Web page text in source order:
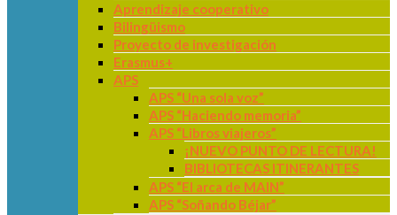
Aprendizaje cooperativo
Bilingüismo
Proyecto de investigación
Erasmus+
APS
APS “Una sola voz”
APS “Haciendo memoria”
APS “Libros viajeros”
¡NUEVO PUNTO DE LECTURA!
BIBLIOTECAS ITINERANTES
APS “El arca de MAIN”
APS “Soñando Béjar”